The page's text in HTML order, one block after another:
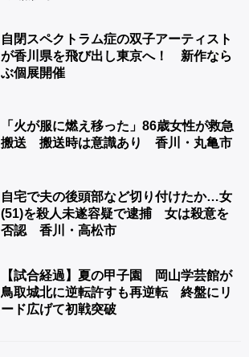
自閉スペクトラム症の双子アーティスト
が香川県を飛び出し東京へ！ 新作なら
ぶ個展開催
「火が服に燃え移った」86歳女性が救急
搬送 搬送時は意識あり 香川・丸亀市
自宅で夫の後頭部など切り付けたか…女
(51)を殺人未遂容疑で逮捕 女は殺意を
否認 香川・高松市
【試合経過】夏の甲子園 岡山学芸館が
鳥取城北に逆転許すも再逆転 終盤にリ
ード広げて初戦突破